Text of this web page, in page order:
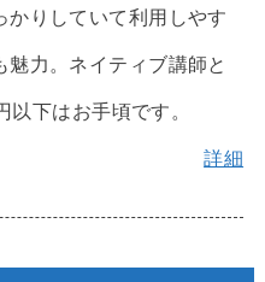
かりしていて利用しやす
力。ネイティブ講師と
下はお手頃です。
詳細